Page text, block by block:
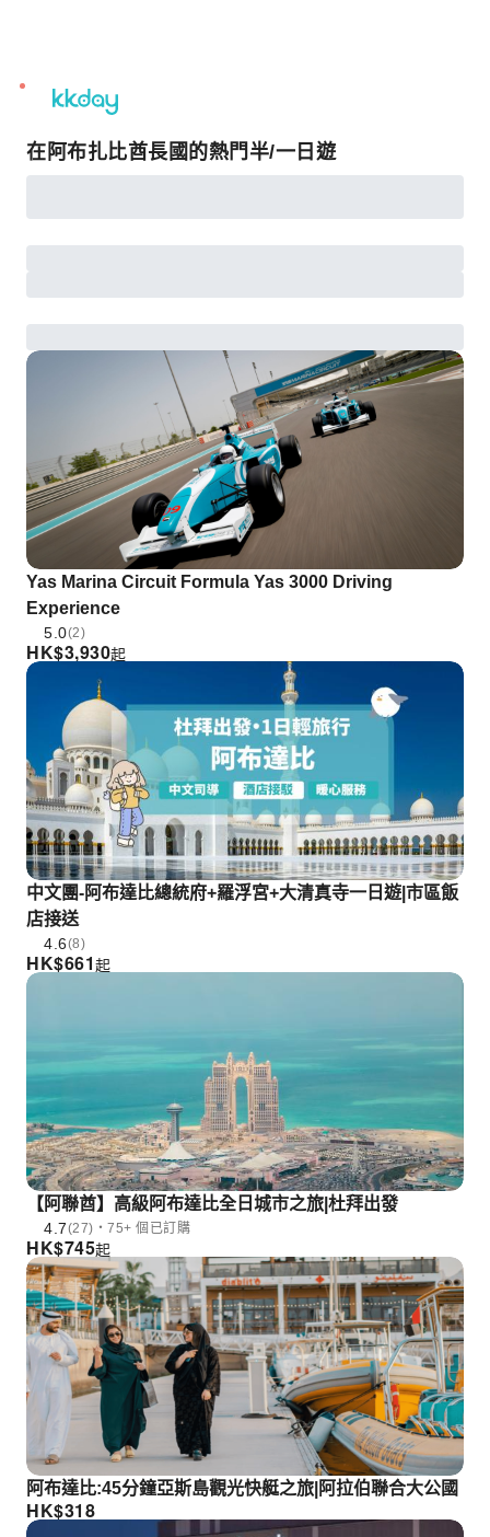
unread
notifications
在阿布扎比酋長國的熱門半/一日遊
Yas Marina Circuit Formula Yas 3000 Driving
Experience
5.0(2)
HK$3,930起
中文團-阿布達比總統府+羅浮宮+大清真寺一日遊|市區飯
店接送
4.6(8)
HK$661起
【阿聯酋】高級阿布達比全日城市之旅|杜拜出發
4.7(27)・75+ 個已訂購
HK$745起
阿布達比:45分鐘亞斯島觀光快艇之旅|阿拉伯聯合大公國
HK$318